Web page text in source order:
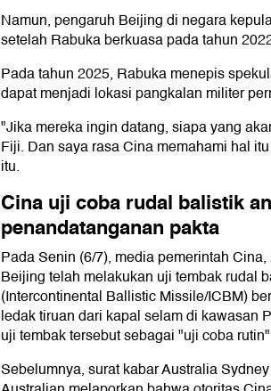
Namun, pengaruh Beijing di negara
setelah Rabuka berkuasa pada tahun
Pada tahun 2025, Rabuka menepis
dapat menjadi lokasi pangkalan militer
"Jika mereka ingin datang, siapa yang
Fiji. Dan saya rasa Cina memahami hal
itu.
Cina uji coba rudal balistik
penandatanganan pakta
Pada Senin (6/7), media pemerintah
Beijing telah melakukan uji tembak rudal
(Intercontinental Ballistic Missile/ICBM)
ledak tiruan dari kapal selam di kawasan
uji tembak tersebut sebagai "uji coba
Sebelumnya, surat kabar Australia